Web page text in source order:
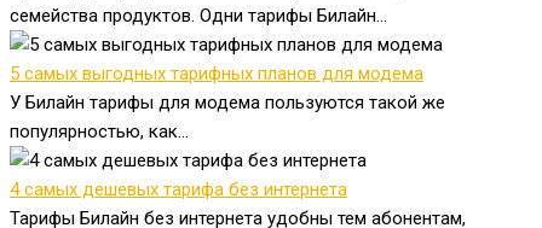
семейства продуктов. Одни тарифы Билайн...
5 самых выгодных тарифных планов для модема
У Билайн тарифы для модема пользуются такой же
популярностью, как...
4 самых дешевых тарифа без интернета
Тарифы Билайн без интернета удобны тем абонентам,